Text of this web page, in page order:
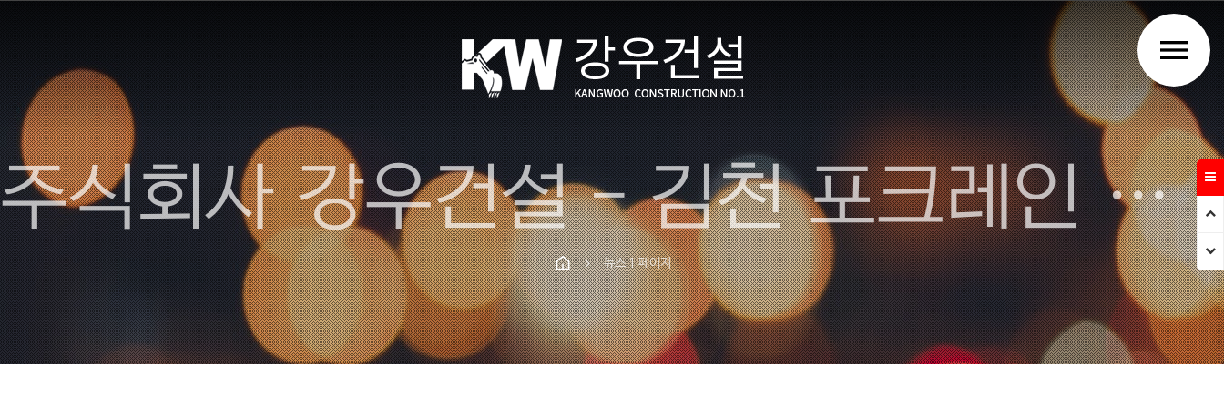
PrevNext
menu
주식회사 강우건설 - 김천 포크레인 덤프트럭 건설업체
chevron_right 뉴스 1 페이지